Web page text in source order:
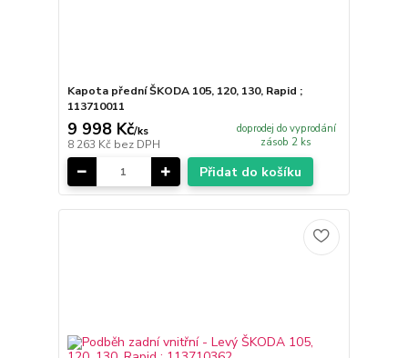
Kapota přední ŠKODA 105, 120, 130, Rapid ;
113710011
9 998 Kč/ks
8 263 Kč bez DPH
doprodej do vyprodání
zásob 2 ks
Přidat do košíku